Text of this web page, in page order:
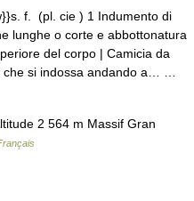
f. (pl. cie ) 1 Indumento di
lunghe o corte e abbottonatura
del corpo | Camicia da
che si indossa andando a… …
2 564 m Massif Gran